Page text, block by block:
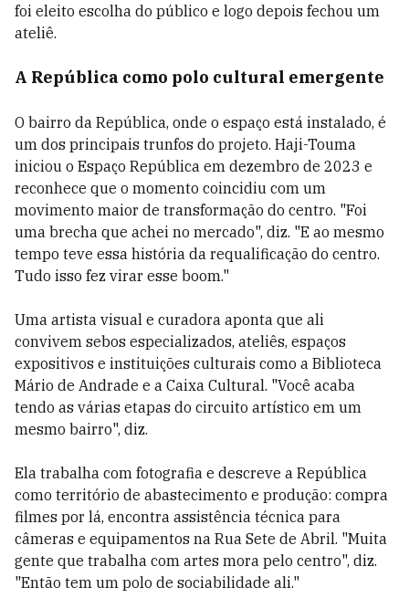
foi eleito escolha do público e logo depois fechou um
ateliê.
A República como polo cultural emergente
O bairro da República, onde o espaço está instalado, é
um dos principais trunfos do projeto. Haji-Touma
iniciou o Espaço República em dezembro de 2023 e
reconhece que o momento coincidiu com um
movimento maior de transformação do centro. "Foi
uma brecha que achei no mercado", diz. "E ao mesmo
tempo teve essa história da requalificação do centro.
Tudo isso fez virar esse boom."
Uma artista visual e curadora aponta que ali
convivem sebos especializados, ateliês, espaços
expositivos e instituições culturais como a Biblioteca
Mário de Andrade e a Caixa Cultural. "Você acaba
tendo as várias etapas do circuito artístico em um
mesmo bairro", diz.
Ela trabalha com fotografia e descreve a República
como território de abastecimento e produção: compra
filmes por lá, encontra assistência técnica para
câmeras e equipamentos na Rua Sete de Abril. "Muita
gente que trabalha com artes mora pelo centro", diz.
"Então tem um polo de sociabilidade ali."